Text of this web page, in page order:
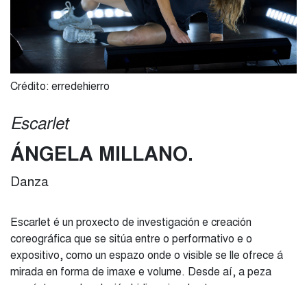
Crédito: erredehierro
Escarlet
ÁNGELA MILLANO
Danza
Escarlet é un proxecto de investigación e creación
coreográfica que se sitúa entre o performativo e o
expositivo, como un espazo onde o visible se lle ofrece á
mirada en forma de imaxe e volume. Desde aí, a peza